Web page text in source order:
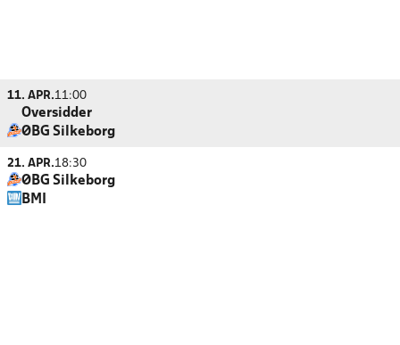
11. APR.11:00
Oversidder
ØBG Silkeborg
21. APR.18:30
ØBG Silkeborg
BMI